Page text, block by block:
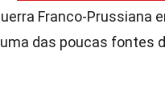
Franco-Prussiana
das poucas fontes